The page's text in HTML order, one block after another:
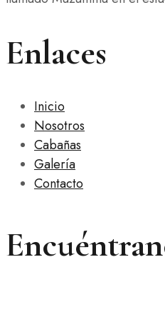
Enlaces
Inicio
Nosotros
Cabañas
Galería
Contacto